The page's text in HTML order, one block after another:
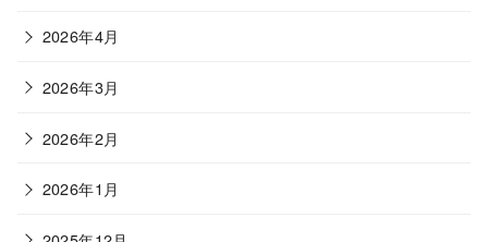
2026年4月
2026年3月
2026年2月
2026年1月